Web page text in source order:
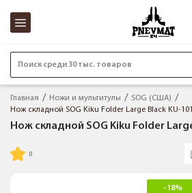
Поиск среди 30 тыс. товаров
Главная Ножи и мультитулы
SOG (США)
Нож складной SOG Kiku Folder Large Black KU-
Нож складной SOG Kiku Folder
-18%